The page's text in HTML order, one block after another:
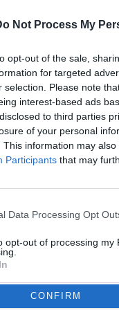
Not Process My
opt-out of the sale,
for targeted
selection. Please note
interest-based ads
to third parties
of your personal
This information may
Participants that may
Data Processing Opt
opt-out of processing my
CONFIRM
Serie A 3a giornata
Luca 2025 - tutti i diritti